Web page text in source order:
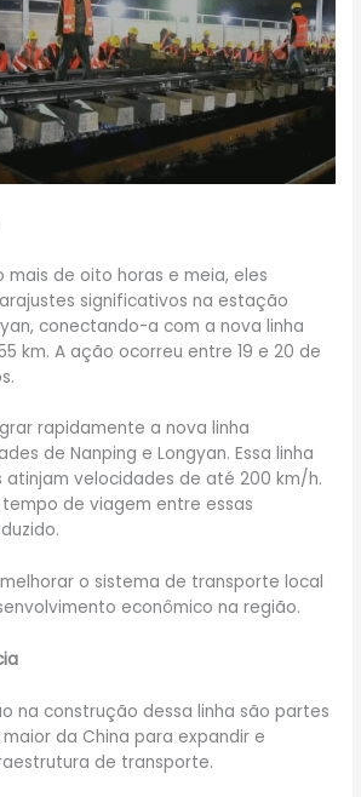
mais de oito horas e meia, eles
significativos na estação
conectando-a com a nova linha
km. A ação ocorreu entre 19 e 20 de
rapidamente a nova linha
de Nanping e Longyan. Essa linha
velocidades de até 200 km/h.
de viagem entre essas
o sistema de transporte local
econômico na região.
na construção dessa linha são partes
da China para expandir e
de transporte.